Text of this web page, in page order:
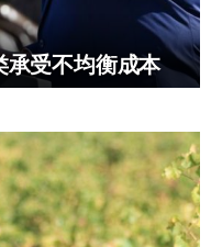
承受不均衡成本